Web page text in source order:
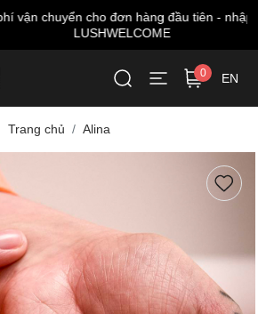
cho đơn hàng đầu tiên - nhập mã:
LUSHWELCOME
0 EN
Trang chủ Alina